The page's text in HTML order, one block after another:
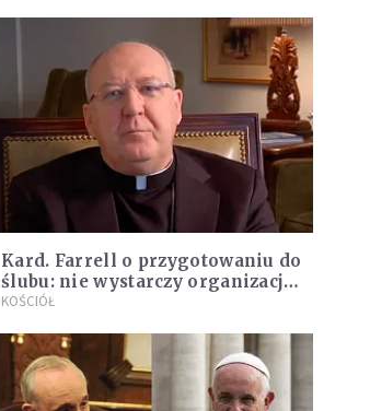
Kard. Farrell o przygotowaniu do
ślubu: nie wystarczy organizacja
kursów przedmałżeńskich
KOŚCIÓŁ